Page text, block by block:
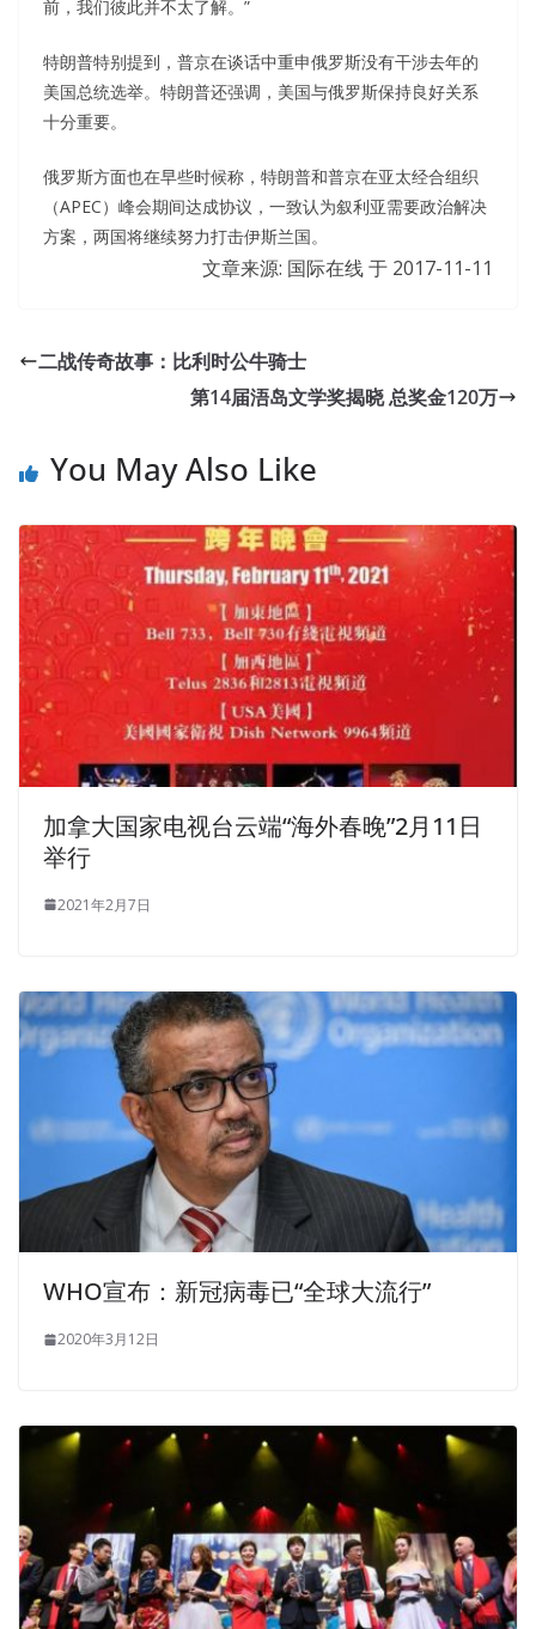
前，我们彼此并不太了解。”
特朗普特别提到，普京在谈话中重申俄罗斯没有干涉去年的
美国总统选举。特朗普还强调，美国与俄罗斯保持良好关系
十分重要。
俄罗斯方面也在早些时候称，特朗普和普京在亚太经合组织
（APEC）峰会期间达成协议，一致认为叙利亚需要政治解决
方案，两国将继续努力打击伊斯兰国。
文章来源: 国际在线 于 2017-11-11
二战传奇故事：比利时公牛骑士
第14届浯岛文学奖揭晓 总奖金120万
You May Also Like
加拿大国家电视台云端“海外春晚”2月11日
举行
2021年2月7日
WHO宣布：新冠病毒已“全球大流行”
2020年3月12日